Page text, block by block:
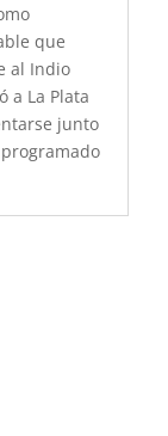
que
al Indio
a La Plata
junto